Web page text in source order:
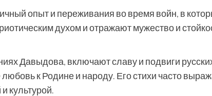
опыт и переживания во время войн, в
духом и отражают мужество и
Давыдова, включают славу и подвиги
к Родине и народу. Его стихи часто
культурой.